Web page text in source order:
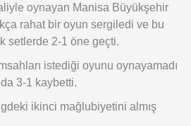
oynayan Manisa Büyükşehir
rahat bir oyun sergiledi ve bu
setlerde 2-1 öne geçti.
istediği oyunu oynayamadı
3-1 kaybetti.
ikinci mağlubiyetini almış